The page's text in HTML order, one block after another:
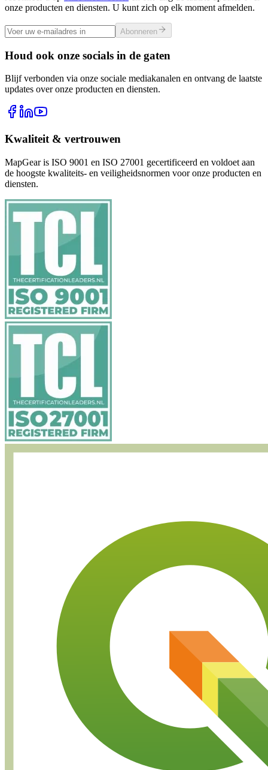
onze producten en diensten. U kunt zich op elk moment afmelden.
Abonneren
Houd ook onze socials in de gaten
Blijf verbonden via onze sociale mediakanalen en ontvang de laatste
updates over onze producten en diensten.
Kwaliteit & vertrouwen
MapGear is ISO 9001 en ISO 27001 gecertificeerd en voldoet aan
de hoogste kwaliteits- en veiligheidsnormen voor onze producten en
diensten.